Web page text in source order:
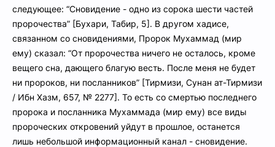
следующее: “Сновидение - одно из сорока шести частей
пророчества” [Бухари, Табир, 5]. В другом хадисе,
связанном со сновидениями, Пророк Мухаммад (мир
ему) сказал: “От пророчества ничего не осталось, кроме
вещего сна, дающего благую весть. После меня не будет
ни пророков, ни посланников” [Тирмизи, Сунан ат-Тирмизи
/ Ибн Хазм, 657, № 2277]. То есть со смертью последнего
пророка и посланника Мухаммада (мир ему) все виды
пророческих откровений уйдут в прошлое, останется
лишь небольшой информационный канал - сновидение.